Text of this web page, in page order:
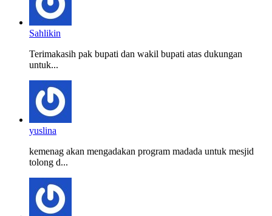
Sahlikin
Terimakasih pak bupati dan wakil bupati atas dukungan
untuk...
yuslina
kemenag akan mengadakan program madada untuk mesjid
tolong d...